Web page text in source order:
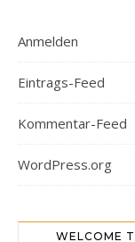
Anmelden
Eintrags-Feed
Kommentar-Feed
WordPress.org
WELCOME